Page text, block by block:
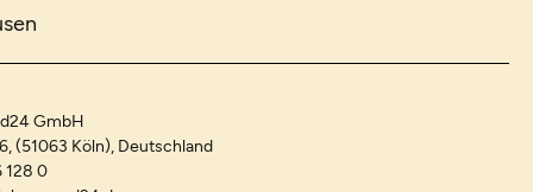
GmbH
(51063 Köln), Deutschland
128 0